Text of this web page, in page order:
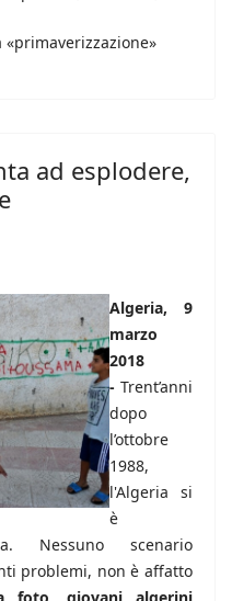
ad esplodere,
Algeria, 9
marzo
2018
- Trent’anni
dopo
l’ottobre
1988,
l'Algeria si
è
Nessuno scenario
problemi, non è affatto